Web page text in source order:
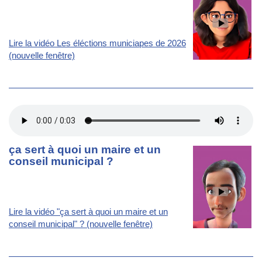
Lire la vidéo Les éléctions municiapes de 2026
(nouvelle fenêtre)
ça sert à quoi un maire et un
conseil municipal ?
Lire la vidéo "ça sert à quoi un maire et un
conseil municipal" ? (nouvelle fenêtre)